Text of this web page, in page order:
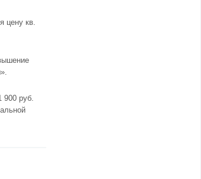
цену кв.
900 руб.